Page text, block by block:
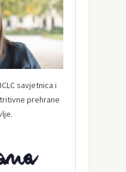
savjetnica i
prehrane